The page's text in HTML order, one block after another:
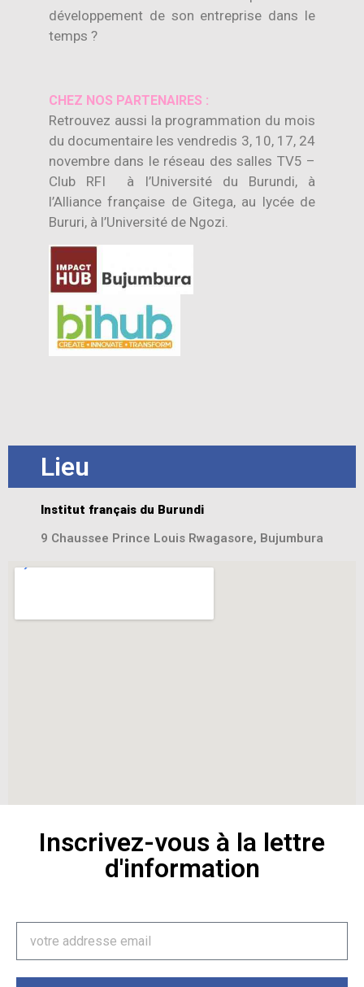
développement de son entreprise dans le
temps ?
CHEZ NOS PARTENAIRES :
Retrouvez aussi la programmation du mois
du documentaire les vendredis 3, 10, 17, 24
novembre dans le réseau des salles TV5 –
Club RFI à l’Université du Burundi, à
l’Alliance française de Gitega, au lycée de
Bururi, à l’Université de Ngozi.
Lieu
Institut français du Burundi
9 Chaussee Prince Louis Rwagasore, Bujumbura
Inscrivez-vous à la lettre
d'information